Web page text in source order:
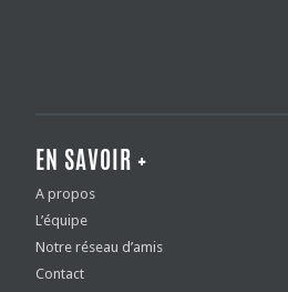
EN SAVOIR +
A propos
L’équipe
Notre réseau d’amis
Contact